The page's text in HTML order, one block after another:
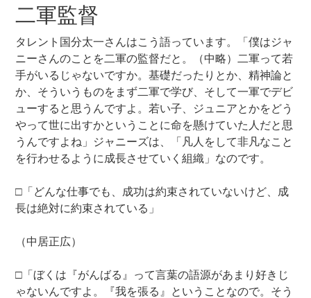
二軍監督
タレント国分太一さんはこう語っています。「僕はジャ
ニーさんのことを二軍の監督だと。（中略）二軍って若
手がいるじゃないですか。基礎だったりとか、精神論と
か、そういうものをまず二軍で学び、そして一軍でデビ
ューすると思うんですよ。若い子、ジュニアとかをどう
やって世に出すかということに命を懸けていた人だと思
うんですよね」ジャニーズは、「凡人をして非凡なこと
を行わせるように成長させていく組織」なのです。
□「どんな仕事でも、成功は約束されていないけど、成
長は絶対に約束されている」
（中居正広）
□「ぼくは『がんばる』って言葉の語源があまり好きじ
ゃないんですよ。『我を張る』ということなので。そう